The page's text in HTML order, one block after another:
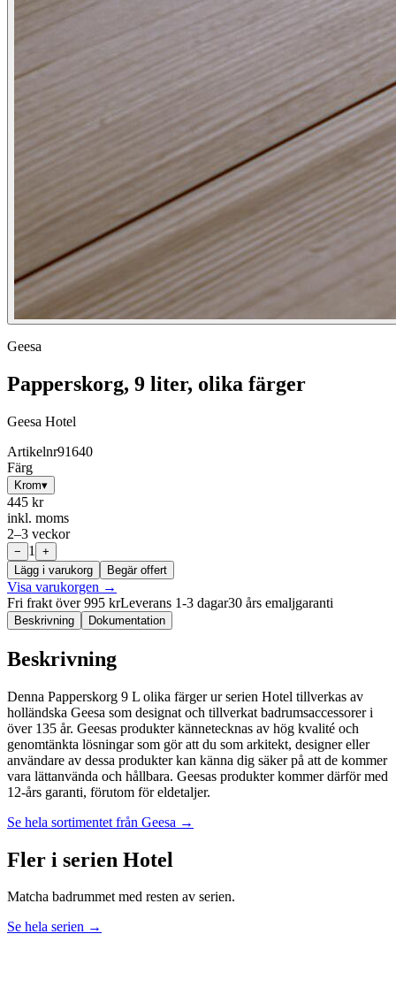
Geesa
Papperskorg, 9 liter, olika färger
Geesa Hotel
Artikelnr91640
Färg
Krom▾
445 kr
inkl. moms
2–3 veckor
− 1
+
Lägg i varukorg
Begär offert
Visa varukorgen →
Fri frakt över 995 krLeverans 1-3 dagar30 års emaljgaranti
Beskrivning Dokumentation
Beskrivning
Denna Papperskorg 9 L olika färger ur serien Hotel tillverkas av
holländska Geesa som designat och tillverkat badrumsaccessorer i
över 135 år. Geesas produkter kännetecknas av hög kvalité och
genomtänkta lösningar som gör att du som arkitekt, designer eller
användare av dessa produkter kan känna dig säker på att de kommer
vara lättanvända och hållbara. Geesas produkter kommer därför med
12-års garanti, förutom för eldetaljer.
Se hela sortimentet från Geesa →
Fler i serien Hotel
Matcha badrummet med resten av serien.
Se hela serien →